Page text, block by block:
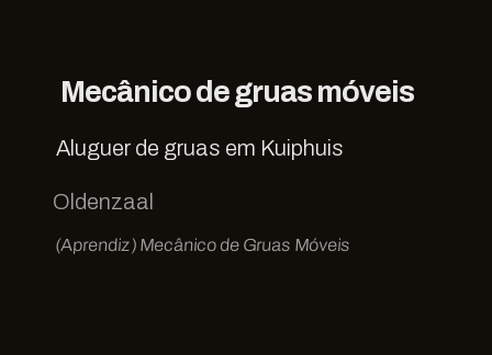
Mecânico de gruas móveis
Aluguer de gruas em Kuiphuis
Oldenzaal
(Aprendiz) Mecânico de Gruas Móveis